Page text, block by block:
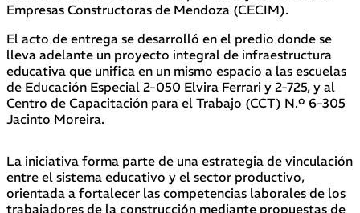
Empresas Constructoras de Mendoza (CECIM).
El acto de entrega se desarrolló en el predio donde se
lleva adelante un proyecto integral de infraestructura
educativa que unifica en un mismo espacio a las escuelas
de Educación Especial 2-050 Elvira Ferrari y 2-725, y al
Centro de Capacitación para el Trabajo (CCT) N.º 6-305
Jacinto Moreira.
La iniciativa forma parte de una estrategia de vinculación
entre el sistema educativo y el sector productivo,
orientada a fortalecer las competencias laborales de los
trabajadores de la construcción mediante propuestas de